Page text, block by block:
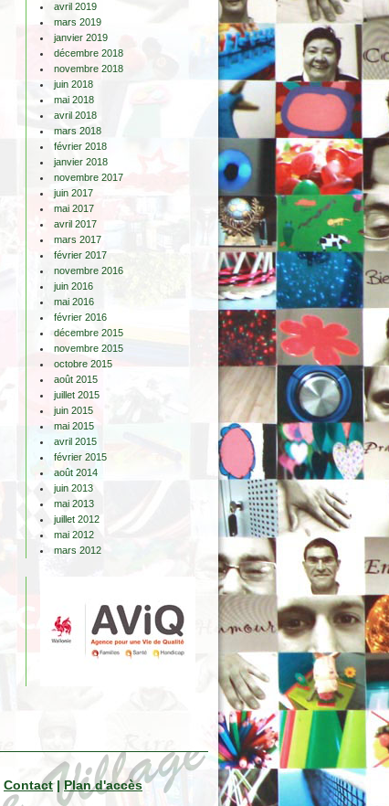
avril 2019
mars 2019
janvier 2019
décembre 2018
novembre 2018
juin 2018
mai 2018
avril 2018
mars 2018
février 2018
janvier 2018
novembre 2017
juin 2017
mai 2017
avril 2017
mars 2017
février 2017
novembre 2016
juin 2016
mai 2016
février 2016
décembre 2015
novembre 2015
octobre 2015
août 2015
juillet 2015
juin 2015
mai 2015
avril 2015
février 2015
août 2014
juin 2013
mai 2013
juillet 2012
mai 2012
mars 2012
Contact| Plan d'accès